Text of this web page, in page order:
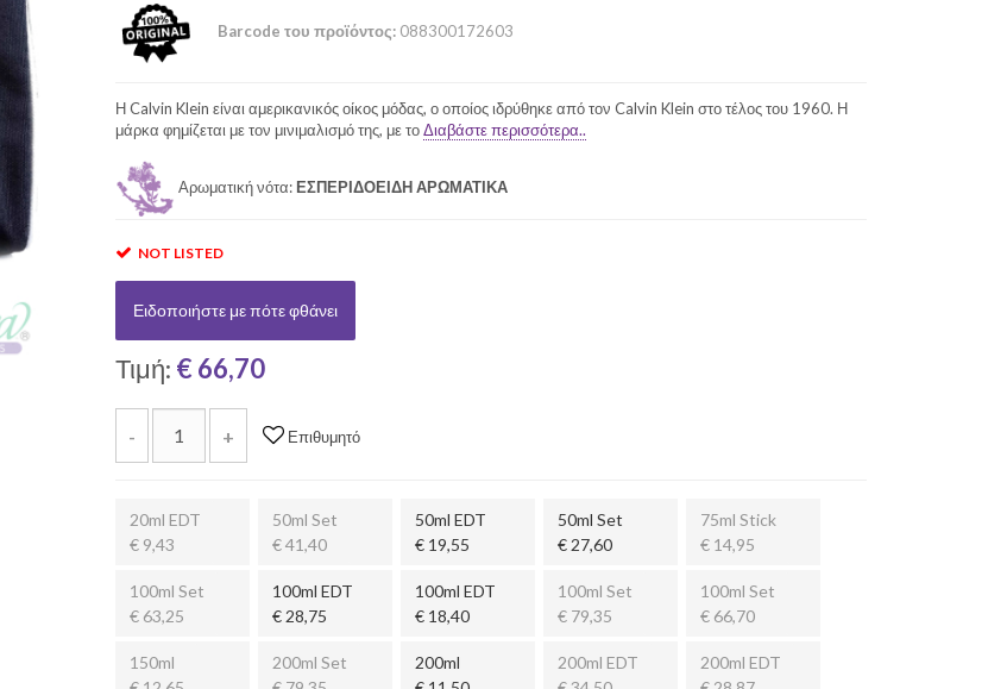
Barcode του προϊόντος:088300172603
Η Calvin Klein είναι αμερικανικός οίκος μόδας, ο οποίος ιδρύθηκε από τον Calvin Klein στο τέλος του 1960. Η
μάρκα φημίζεται με τον μινιμαλισμό της, με τοΔιαβάστε περισσότερα..
Αρωματική νότα: ΕΣΠΕΡΙΔΟΕΙΔΗ ΑΡΩΜΑΤΙΚΑ
NOT LISTED
Ειδοποιήστε με πότε φθάνει
Τιμή: € 66,70
- + Επιθυμητό
20ml EDT
€ 9,43
50ml Set
€ 41,40
50ml EDT
€ 19,55
50ml Set
€ 27,60
75ml Stick
€ 14,95
100ml Set
€ 63,25
100ml EDT
€ 28,75
100ml EDT
€ 18,40
100ml Set
€ 79,35
100ml Set
€ 66,70
150ml
200ml Set
200ml
200ml EDT
200ml EDT